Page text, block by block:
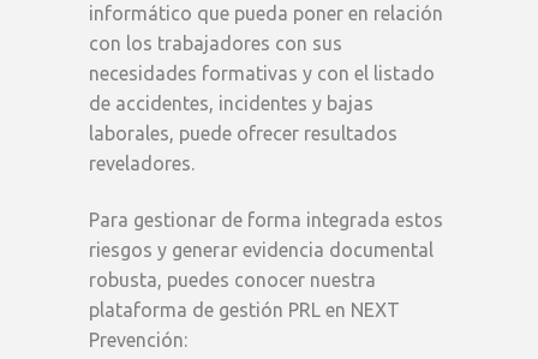
informático que pueda poner en relación
con los trabajadores con sus
necesidades formativas y con el listado
de accidentes, incidentes y bajas
laborales, puede ofrecer resultados
reveladores.
Para gestionar de forma integrada estos
riesgos y generar evidencia documental
robusta, puedes conocer nuestra
plataforma de gestión PRL en NEXT
Prevención: